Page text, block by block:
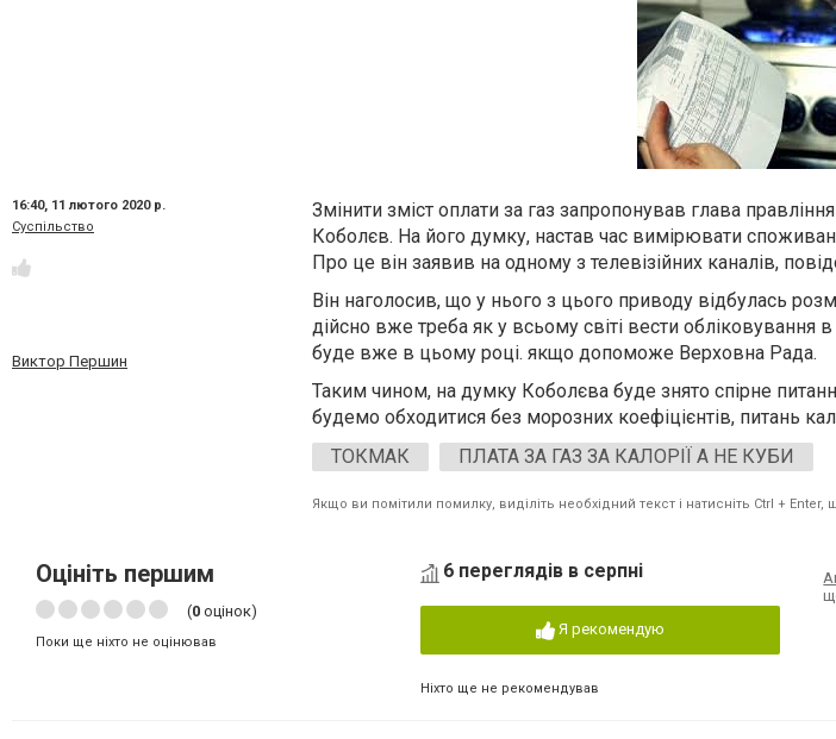
16:40, 11 лютого 2020 р.
Суспільство
Виктор Першин
Змінити зміст оплати за газ запропонував глава
Коболєв. На його думку, настав час вимірювати
Про це він заявив на одному з телевізійних каналів,
Він наголосив, що у нього з цього приводу відбулась
дійсно вже треба як у всьому світі вести обліковування
буде вже в цьому році. якщо допоможе Верховна Рада.
Таким чином, на думку Коболєва буде знято спірне
будемо обходитися без морозних коефіцієнтів, питань
ТОКМАК
ПЛАТА ЗА ГАЗ ЗА КАЛОРІЇ А НЕ КУБИ
Якщо ви помітили помилку, виділіть необхідний текст і натисніть Ctrl +
Оцініть першим
(0 оцінок)
Поки ще ніхто не оцінював
6 переглядів в серпні
Я рекомендую
Ніхто ще не рекомендував